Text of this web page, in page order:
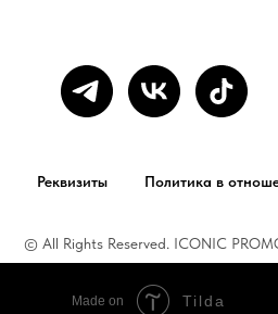
Реквизиты Политика в
© All Rights Reserved. ICONIC
Made on Tilda